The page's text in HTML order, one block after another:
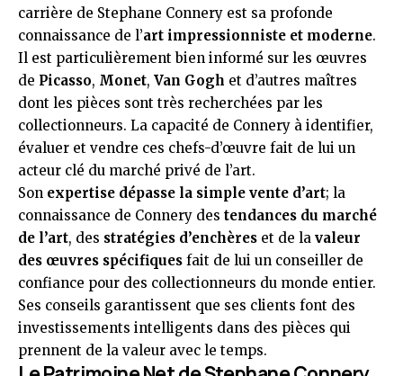
carrière de Stephane Connery est sa profonde
connaissance de l’art impressionniste et moderne.
Il est particulièrement bien informé sur les œuvres
de Picasso, Monet, Van Gogh et d’autres maîtres
dont les pièces sont très recherchées par les
collectionneurs. La capacité de Connery à identifier,
évaluer et vendre ces chefs-d’œuvre fait de lui un
acteur clé du marché privé de l’art.
Son expertise dépasse la simple vente d’art; la
connaissance de Connery des tendances du marché
de l’art, des stratégies d’enchères et de la valeur
des œuvres spécifiques fait de lui un conseiller de
confiance pour des collectionneurs du monde entier.
Ses conseils garantissent que ses clients font des
investissements intelligents dans des pièces qui
prennent de la valeur avec le temps.